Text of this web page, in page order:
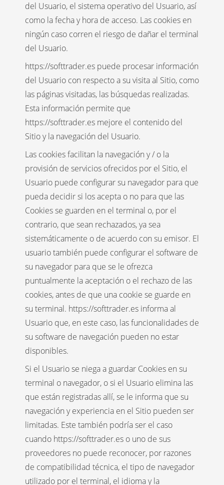
del Usuario, el sistema operativo del Usuario, así
como la fecha y hora de acceso. Las cookies en
ningún caso corren el riesgo de dañar el terminal
del Usuario.
https://softtrader.es puede procesar información
del Usuario con respecto a su visita al Sitio, como
las páginas visitadas, las búsquedas realizadas.
Esta información permite que
https://softtrader.es mejore el contenido del
Sitio y la navegación del Usuario.
Las cookies facilitan la navegación y / o la
provisión de servicios ofrecidos por el Sitio, el
Usuario puede configurar su navegador para que
pueda decidir si los acepta o no para que las
Cookies se guarden en el terminal o, por el
contrario, que sean rechazados, ya sea
sistemáticamente o de acuerdo con su emisor. El
usuario también puede configurar el software de
su navegador para que se le ofrezca
puntualmente la aceptación o el rechazo de las
cookies, antes de que una cookie se guarde en
su terminal. https://softtrader.es informa al
Usuario que, en este caso, las funcionalidades de
su software de navegación pueden no estar
disponibles.
Si el Usuario se niega a guardar Cookies en su
terminal o navegador, o si el Usuario elimina las
que están registradas allí, se le informa que su
navegación y experiencia en el Sitio pueden ser
limitadas. Este también podría ser el caso
cuando https://softtrader.es o uno de sus
proveedores no puede reconocer, por razones
de compatibilidad técnica, el tipo de navegador
utilizado por el terminal, el idioma y la